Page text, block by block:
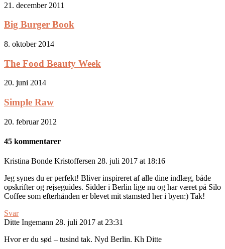
21. december 2011
Big Burger Book
8. oktober 2014
The Food Beauty Week
20. juni 2014
Simple Raw
20. februar 2012
45 kommentarer
Kristina Bonde Kristoffersen 28. juli 2017 at 18:16
Jeg synes du er perfekt! Bliver inspireret af alle dine indlæg, både
opskrifter og rejseguides. Sidder i Berlin lige nu og har været på Silo
Coffee som efterhånden er blevet mit stamsted her i byen:) Tak!
Svar
Ditte Ingemann 28. juli 2017 at 23:31
Hvor er du sød – tusind tak. Nyd Berlin. Kh Ditte